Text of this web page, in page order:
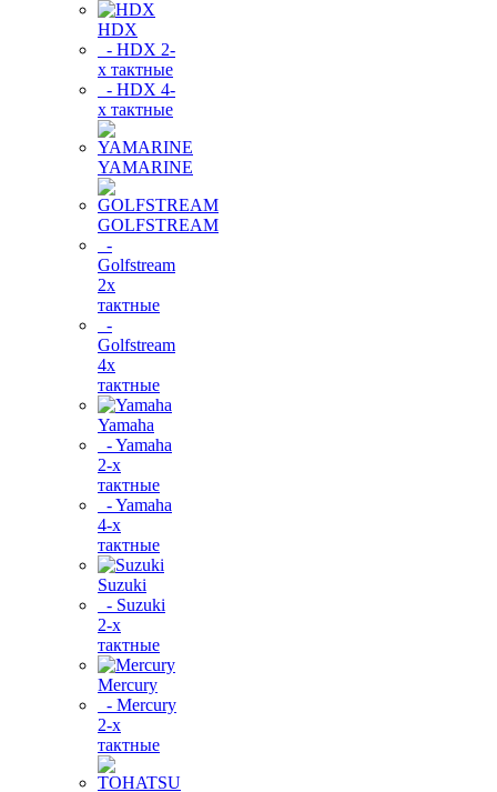
HDX
- HDX 2-
х тактные
- HDX 4-
х тактные
YAMARINE
GOLFSTREAM
-
Golfstream
2х
тактные
-
Golfstream
4х
тактные
Yamaha
- Yamaha
2-х
тактные
- Yamaha
4-х
тактные
Suzuki
- Suzuki
2-х
тактные
Mercury
- Mercury
2-х
тактные